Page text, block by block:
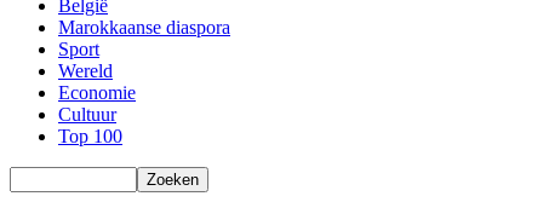
België
Marokkaanse diaspora
Sport
Wereld
Economie
Cultuur
Top 100